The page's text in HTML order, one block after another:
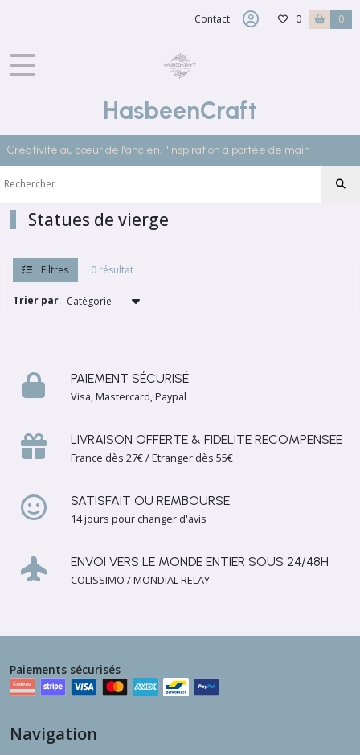
Contact 0 0
HasbeenCraft
Créativité au cœur de l'ancien, l'inspiration à portée de main
Statues de vierge
Filtres 0 résultat
Trier par
PAIEMENT SÉCURISÉ
Visa, Mastercard, Paypal
LIVRAISON OFFERTE & FIDELITE RECOMPENSEE
France dès 27€ / Etranger dès 55€
SATISFAIT OU REMBOURSÉ
14 jours pour changer d'avis
ENVOI VERS LE MONDE ENTIER SOUS 24/48H
COLISSIMO / MONDIAL RELAY
FILTRES
DECORATION
VINTAGE
Souvenirs
religieux
religieuse
(3)
résultats
Paiements sécurisés
Navigation